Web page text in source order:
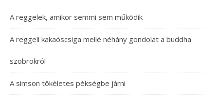
A reggelek, amikor semmi sem működik
A reggeli kakaóscsiga mellé néhány gondolat a buddha
szobrokról
A simson tökéletes pékségbe járni